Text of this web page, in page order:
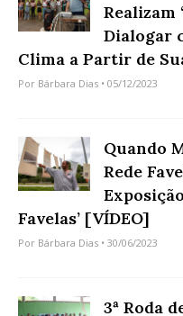
Realizam
Dialogar
Clima a Partir de
Por Bárbara Dias • 05/12/2023
Quando
Rede
Favelas’ [VÍDEO]
Por Bárbara Dias • 30/06/2023
3ª Roda